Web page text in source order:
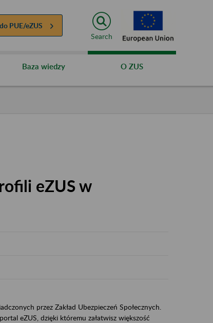
PUE/eZUS
Search
Baza wiedzy O ZUS
eZUS w
przez Zakład Ubezpieczeń Społecznych.
eZUS, dzięki któremu załatwisz większość